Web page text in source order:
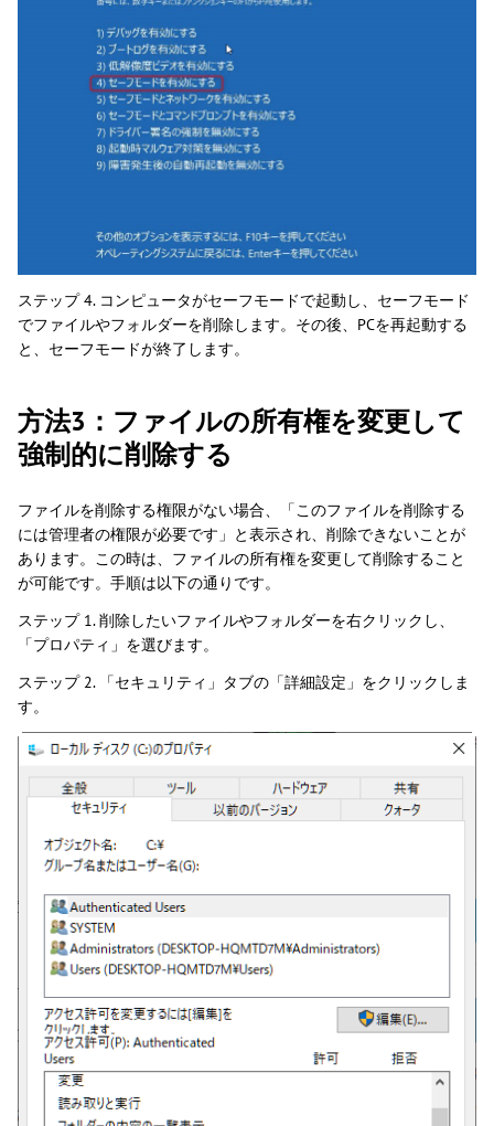
ステップ 4. コンピュータがセーフモードで起動し、セーフモード
でファイルやフォルダーを削除します。その後、PCを再起動する
と、セーフモードが終了します。
方法3：ファイルの所有権を変更して
強制的に削除する
ファイルを削除する権限がない場合、「このファイルを削除する
には管理者の権限が必要です」と表示され、削除できないことが
あります。この時は、ファイルの所有権を変更して削除すること
が可能です。手順は以下の通りです。
ステップ 1. 削除したいファイルやフォルダーを右クリックし、
「プロパティ」を選びます。
ステップ 2. 「セキュリティ」タブの「詳細設定」をクリックしま
す。